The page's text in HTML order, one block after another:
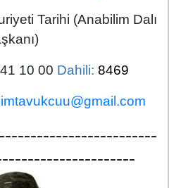
Tarihi (Anabilim Dalı
10 00 Dahili: 8469